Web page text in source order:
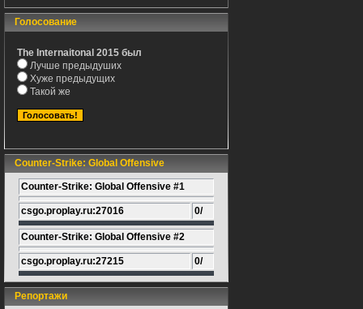
Голосование
The Internaitonal 2015 был
Лучше предыдуших
Хуже предыдущих
Такой же
Counter-Strike: Global Offensive
Counter-Strike: Global Offensive #1
csgo.proplay.ru:27016 0/
Counter-Strike: Global Offensive #2
csgo.proplay.ru:27215 0/
Репортажи